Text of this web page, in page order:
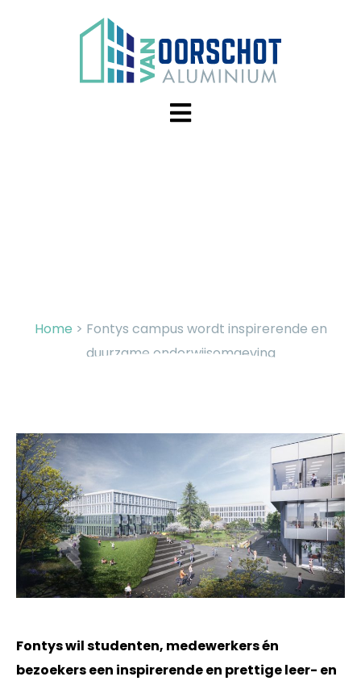
Home > Fontys campus wordt inspirerende en
duurzame onderwijsomgeving
Fontys wil studenten, medewerkers én
bezoekers een inspirerende en prettige leer- en